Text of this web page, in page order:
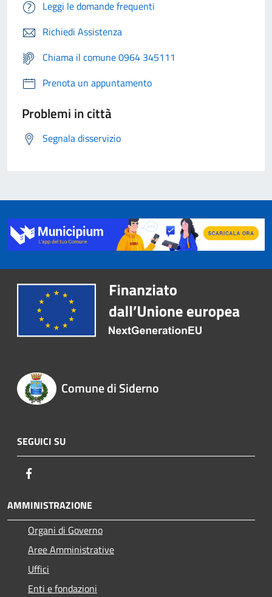
Leggi le domande frequenti
Richiedi Assistenza
Chiama il comune 0964 345111
Prenota un appuntamento
Problemi in città
Segnala disservizio
Comune di Siderno
SEGUICI SU
AMMINISTRAZIONE
Organi di Governo
Aree Amministrative
Uffici
Enti e fondazioni